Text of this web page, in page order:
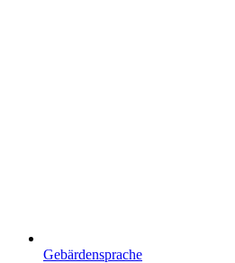
Gebärdensprache